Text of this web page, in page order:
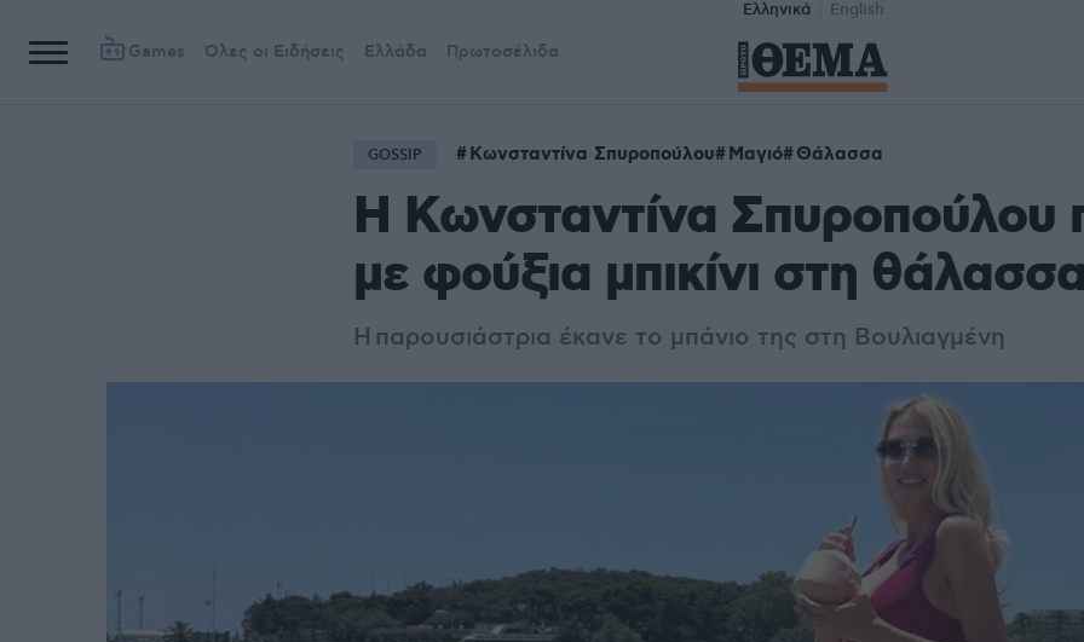
Ελληνικά English
Games Όλες οι Ειδήσεις Ελλάδα Πρωτοσέλιδα
GOSSIP Κωνσταντίνα Σπυροπούλου Μαγιό Θάλασσα
Η Κωνσταντίνα Σπυροπούλου
με φούξια μπικίνι στη
Η παρουσιάστρια έκανε το μπάνιο της στη Βουλιαγμένη